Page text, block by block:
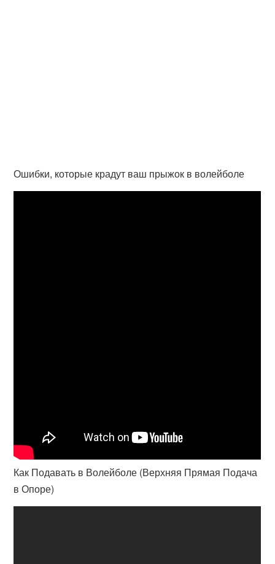
Ошибки, которые крадут ваш прыжок в волейболе
Как Подавать в Волейболе (Верхняя Прямая Подача
в Опоре)